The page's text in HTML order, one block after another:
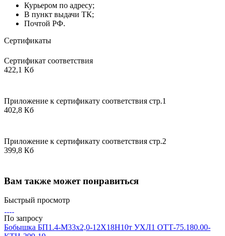
Курьером по адресу;
В пункт выдачи ТК;
Почтой РФ.
Сертификаты
Сертификат соответствия
422,1 Кб
Приложение к сертификату соответствия стр.1
402,8 Кб
Приложение к сертификату соответствия стр.2
399,8 Кб
Вам также может понравиться
Быстрый просмотр
По запросу
Бобышка БП1.4-М33х2,0-12Х18Н10т УХЛ1 ОТТ-75.180.00-